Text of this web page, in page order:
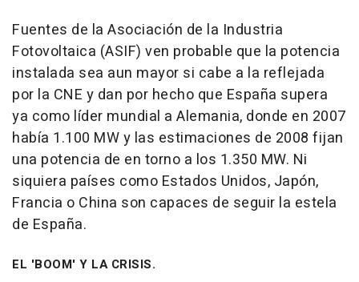
Fuentes de la Asociación de la Industria
Fotovoltaica (ASIF) ven probable que la potencia
instalada sea aun mayor si cabe a la reflejada
por la CNE y dan por hecho que España supera
ya como líder mundial a Alemania, donde en 2007
había 1.100 MW y las estimaciones de 2008 fijan
una potencia de en torno a los 1.350 MW. Ni
siquiera países como Estados Unidos, Japón,
Francia o China son capaces de seguir la estela
de España.
EL 'BOOM' Y LA CRISIS.